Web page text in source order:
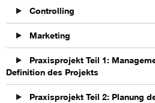
Controlling
Marketing
Praxisprojekt Teil 1:
Definition des Projekts
Praxisprojekt Teil 2: Planung